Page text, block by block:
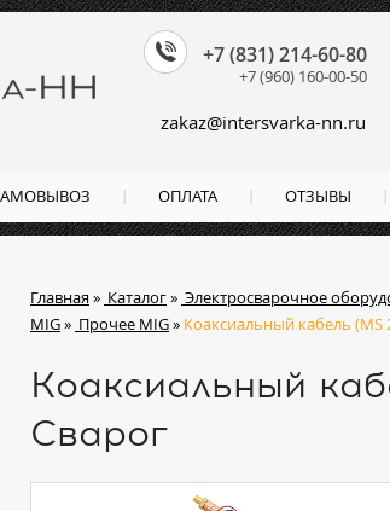
Главная» Каталог» Электросварочное
MIG» Прочее MIG» Коаксиальный кабель (MS
Коаксиальный
Сварог
zakaz@intersvarka-nn.ru
+7 (831) 214-60-80
+7 (960) 160-00-50
ОПЛАТА ОТЗЫВЫ